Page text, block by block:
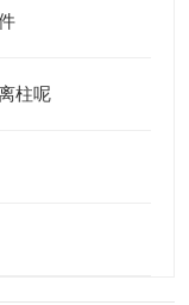
柱呢